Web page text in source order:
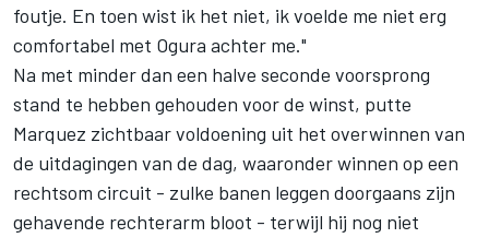
foutje. En toen wist ik het niet, ik voelde me niet erg
comfortabel met Ogura achter me."
Na met minder dan een halve seconde voorsprong
stand te hebben gehouden voor de winst, putte
Marquez zichtbaar voldoening uit het overwinnen van
de uitdagingen van de dag, waaronder winnen op een
rechtsom circuit - zulke banen leggen doorgaans zijn
gehavende rechterarm bloot - terwijl hij nog niet